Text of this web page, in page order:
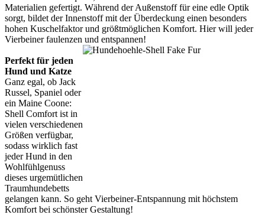
Materialien gefertigt. Während der Außenstoff für eine edle Optik
sorgt, bildet der Innenstoff mit der Überdeckung einen besonders
hohen Kuschelfaktor und größtmöglichen Komfort. Hier will jeder
Vierbeiner faulenzen und entspannen!
Perfekt für jeden
Hund und Katze
Ganz egal, ob Jack
Russel, Spaniel oder
ein Maine Coone:
Shell Comfort ist in
vielen verschiedenen
Größen verfügbar,
sodass wirklich fast
jeder Hund in den
Wohlfühlgenuss
dieses urgemütlichen
Traumhundebetts
gelangen kann. So geht Vierbeiner-Entspannung mit höchstem
Komfort bei schönster Gestaltung!